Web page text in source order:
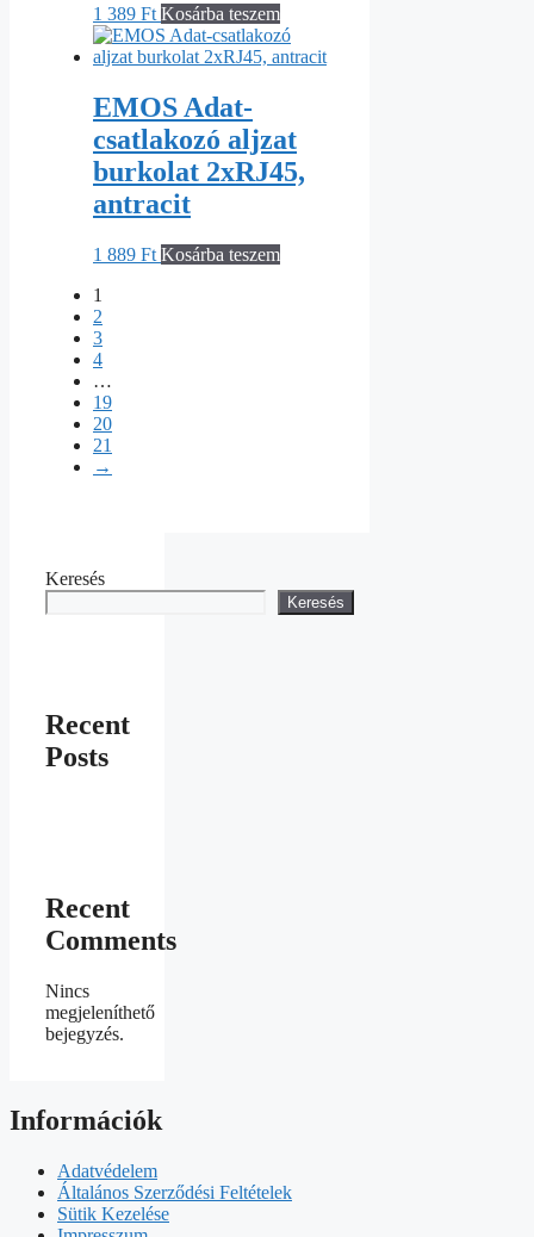
1 389 Ft Kosárba teszem
EMOS Adat-
csatlakozó aljzat
burkolat 2xRJ45,
antracit
1 889 Ft Kosárba teszem
1
2
3
4
…
19
20
21
→
Keresés
Keresés
Recent
Posts
Recent
Comments
Nincs
megjeleníthető
bejegyzés.
Információk
Adatvédelem
Általános Szerződési Feltételek
Sütik Kezelése